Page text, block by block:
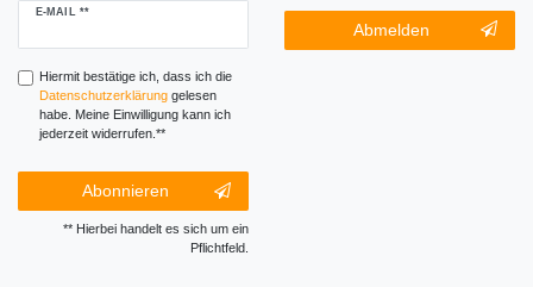
E-MAIL **
Newsletter
Hiermit bestätige ich, dass ich die
Daten­schutz­erklärunggelesen
habe. Meine Einwilligung kann ich
jederzeit widerrufen.**
Abonnieren
** Hierbei handelt es sich um ein
Pflichtfeld.
Newsletter-
Abmeldung
Abmelden